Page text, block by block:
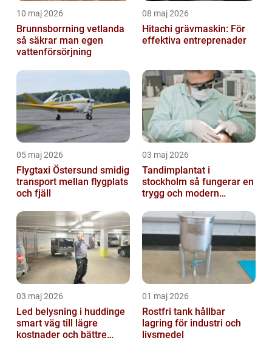
10 maj 2026
Brunnsborrning vetlanda
så säkrar man egen
vattenförsörjning
08 maj 2026
Hitachi grävmaskin: För
effektiva entreprenader
05 maj 2026
Flygtaxi Östersund smidig
transport mellan flygplats
och fjäll
03 maj 2026
Tandimplantat i
stockholm så fungerar en
trygg och modern
03 maj 2026
Led belysning i huddinge
smart väg till lägre
kostnader och bättre
01 maj 2026
Rostfri tank hållbar
lagring för industri och
livsmedel